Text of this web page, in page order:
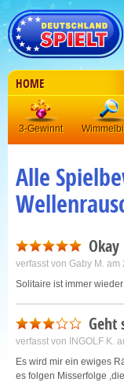
HOME
3-Gewinnt
Alle
Okay
verfasst von Gaby M. am
Solitaire ist immer
Geht
verfasst von INGOLF K.
Es wird mir ein ewiges
es folgen Misserfolge